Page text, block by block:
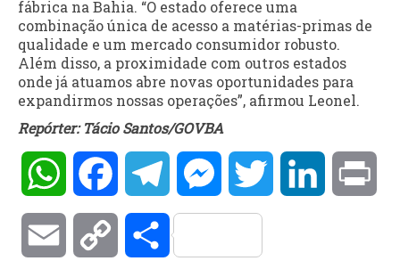
fábrica na Bahia. “O estado oferece uma
combinação única de acesso a matérias-primas de
qualidade e um mercado consumidor robusto.
Além disso, a proximidade com outros estados
onde já atuamos abre novas oportunidades para
expandirmos nossas operações”, afirmou Leonel.
Repórter: Tácio Santos/GOVBA
WhatsAppFacebookTelegramMessengerTwitter LinkedIn
Email Copy Compartilhar